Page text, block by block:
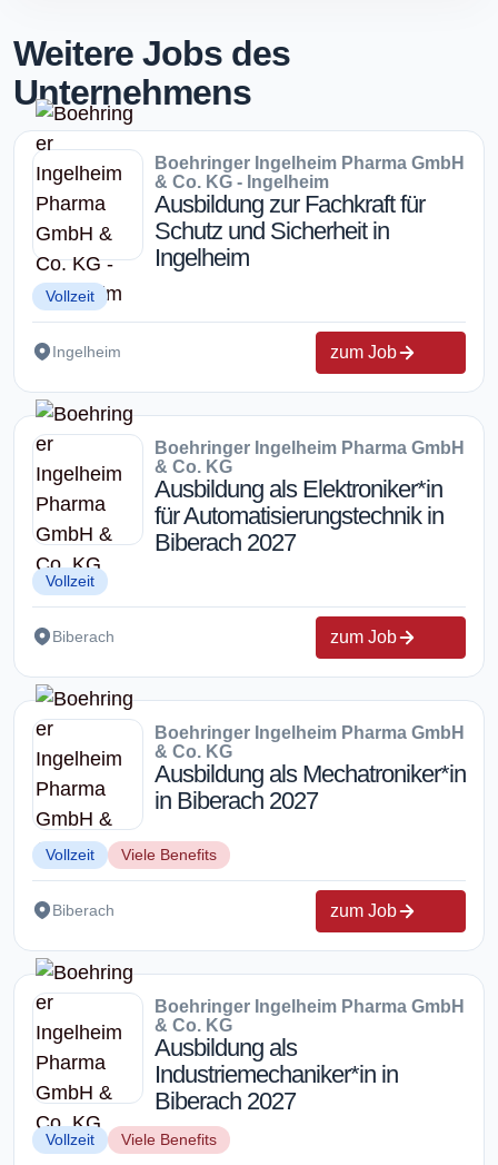
Weitere Jobs des
Unternehmens
Boehringer Ingelheim Pharma GmbH
& Co. KG - Ingelheim
Ausbildung zur Fachkraft für
Schutz und Sicherheit in
Ingelheim
Vollzeit
Ingelheim zum Job
Boehringer Ingelheim Pharma GmbH
& Co. KG
Ausbildung als Elektroniker*in
für Automatisierungstechnik in
Biberach 2027
Vollzeit
Biberach zum Job
Boehringer Ingelheim Pharma GmbH
& Co. KG
Ausbildung als Mechatroniker*in
in Biberach 2027
Vollzeit Viele Benefits
Biberach zum Job
Boehringer Ingelheim Pharma GmbH
& Co. KG
Ausbildung als
Industriemechaniker*in in
Biberach 2027
Vollzeit Viele Benefits